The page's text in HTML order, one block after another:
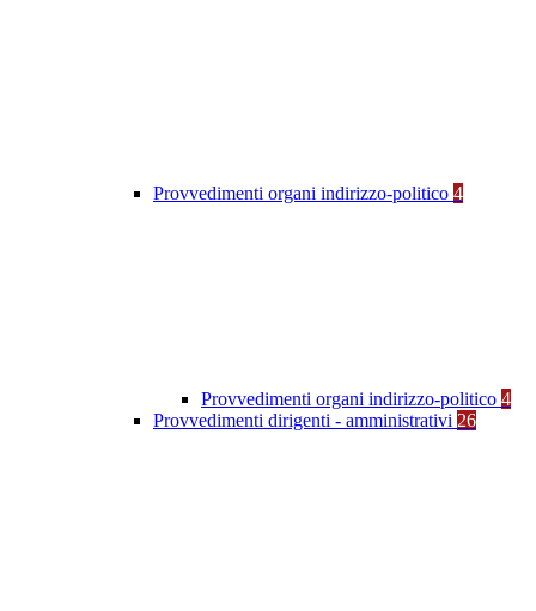
Provvedimenti organi indirizzo-politico 4
Provvedimenti organi indirizzo-politico 4
Provvedimenti dirigenti - amministrativi 26